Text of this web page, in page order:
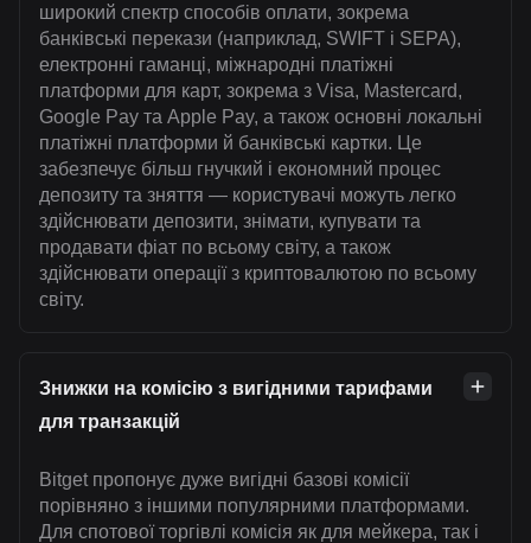
широкий спектр способів оплати, зокрема
банківські перекази (наприклад, SWIFT і SEPA),
електронні гаманці, міжнародні платіжні
платформи для карт, зокрема з Visa, Mastercard,
Google Pay та Apple Pay, а також основні локальні
платіжні платформи й банківські картки. Це
забезпечує більш гнучкий і економний процес
депозиту та зняття — користувачі можуть легко
здійснювати депозити, знімати, купувати та
продавати фіат по всьому світу, а також
здійснювати операції з криптовалютою по всьому
світу.
Знижки на комісію з вигідними тарифами
для транзакцій
Bitget пропонує дуже вигідні базові комісії
порівняно з іншими популярними платформами.
Для спотової торгівлі комісія як для мейкера, так і